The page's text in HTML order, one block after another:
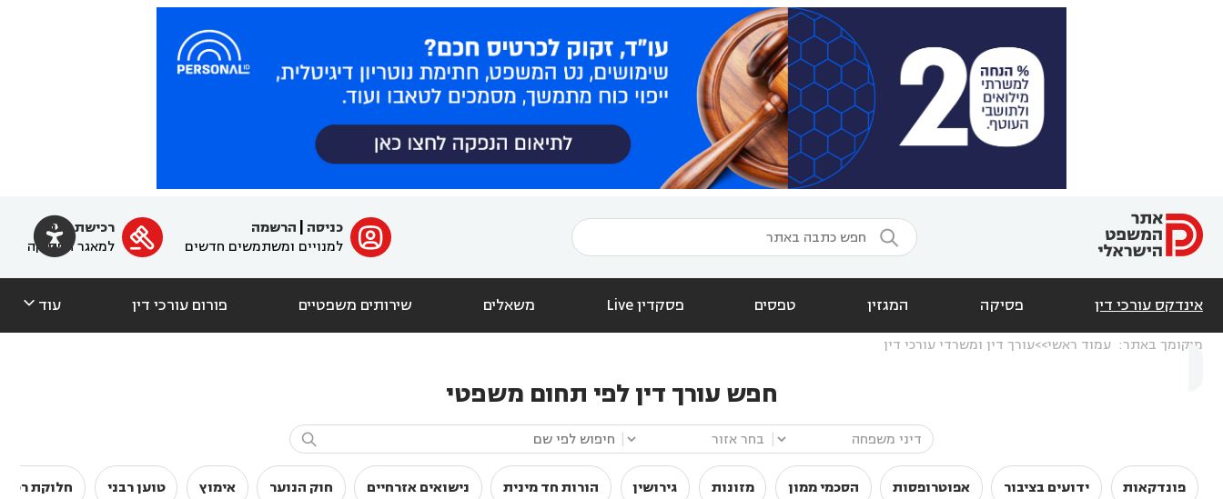
  ﱐ כניסה
הרשמה
למנויים ומשתמשים חדשים

רכישת מנוי
למאגר הפסיקה
אינדקס עורכי דין פסיקה המגזין טפסים פסקדין Live משאלים שירותים משפטיים פורום עורכי דין עוד 
מיקומך באתר: עמוד ראשי עורך דין ומשרדי עורכי דין
חפש עורך דין לפי תחום משפטי

פונדקאות ידועים בציבור אפוטרופסות הסכמי ממון מזונות גירושין הורות חד מינית נישואים אזרחיים חוק הנוער אימוץ טוען רבני חלוקת